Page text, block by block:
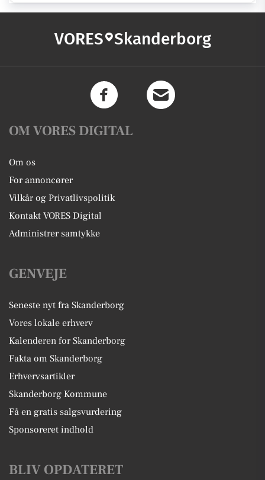
VORES Skanderborg
OM VORES DIGITAL
Om os
For annoncører
Vilkår og Privatlivspolitik
Kontakt VORES Digital
Administrer samtykke
GENVEJE
Seneste nyt fra Skanderborg
Vores lokale erhverv
Kalenderen for Skanderborg
Fakta om Skanderborg
Erhvervsartikler
Skanderborg Kommune
Få en gratis salgsvurdering
Sponsoreret indhold
BLIV OPDATERET